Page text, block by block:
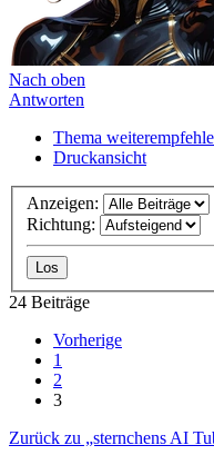
Nach oben
Antworten
Thema
Druckansicht
Anzeigen:
Richtung:
24 Beiträge
Vorherige
1
2
3
Zurück zu „sternchens AI